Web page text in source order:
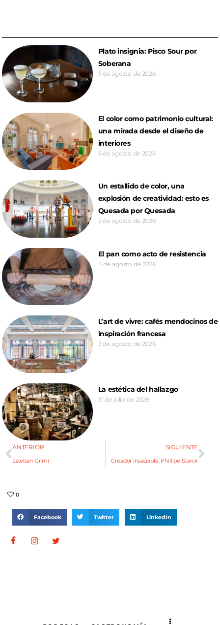
Plato insignia: Pisco Sour por
Soberana
7 de agosto de 2026
El color como patrimonio cultural:
una mirada desde el diseño de
interiores
6 de agosto de 2026
Un estallido de color, una
explosión de creatividad: esto es
Quesada por Quesada
5 de agosto de 2026
El pan como acto de resistencia
4 de agosto de 2026
L’art de vivre: cafés mendocinos de
inspiración francesa
3 de agosto de 2026
La estética del hallazgo
31 de julio de 2026
ANTERIOR
Esteban Grimi
SIGUIENTE
Creador insaciable: Phillipe Starck
0
Facebook Twitter LinkedIn